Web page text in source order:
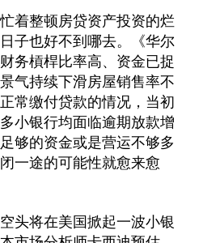
整顿房贷资产投资的烂
子也好不到哪去。《华尔
务槓桿比率高、资金已捉
气持续下滑房屋销售率不
常缴付贷款的情况，当初
小银行均面临逾期放款增
够的资金或是营运不够多
一途的可能性就愈来愈
将在美国掀起一波小银